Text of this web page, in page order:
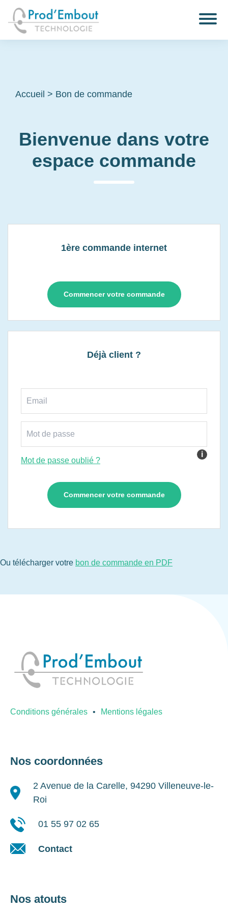
Accueil > Bon de commande
Bienvenue dans votre
espace commande
1ère commande internet
Commencer votre commande
Déjà client ?
i
Mot de passe oublié ?
Ou télécharger votre bon de commande en PDF
Conditions générales Mentions légales
Nos coordonnées
2 Avenue de la Carelle, 94290 Villeneuve-le-
Roi
01 55 97 02 65
Contact
Nos atouts